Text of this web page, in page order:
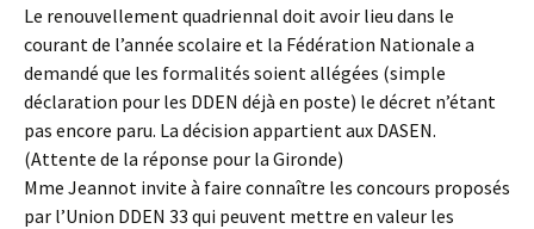
Le renouvellement quadriennal doit avoir lieu dans le
courant de l’année scolaire et la Fédération Nationale a
demandé que les formalités soient allégées (simple
déclaration pour les DDEN déjà en poste) le décret n’étant
pas encore paru. La décision appartient aux DASEN.
(Attente de la réponse pour la Gironde)
Mme Jeannot invite à faire connaître les concours proposés
par l’Union DDEN 33 qui peuvent mettre en valeur les